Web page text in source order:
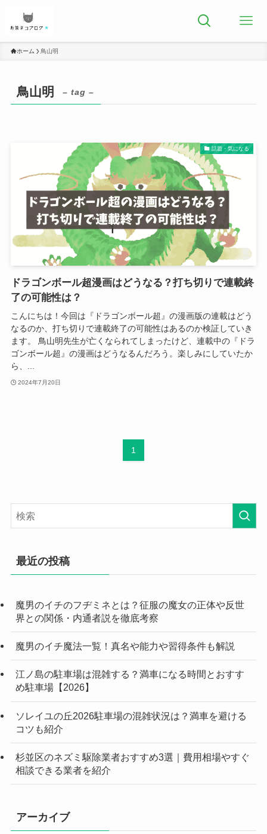
ホーム 鳥山明
鳥山明 – tag –
話題・気になる
ドラゴンボール超漫画はどうなる？打ち切りで連載終
了の可能性は？
こんにちは！今回は『ドラゴンボール超』の漫画版の連載はどう
なるのか、打ち切りで連載終了の可能性はあるのか検証していき
ます。 鳥山明先生が亡くなられてしまったけど、連載中の『ドラ
ゴンボール超』の漫画はどうなるんだろう。楽しみにしていたか
ら、...
2024年7月20日
1
最近の投稿
魔男のイチのフヂミネとは？征服の魔女の正体や反世
界との関係・内通者説を徹底考察
魔男のイチ魔法一覧！真名や能力や習得条件も解説
江ノ島の駐車場は混雑する？満車になる時間とおすす
め駐車場【2026】
ソレイユの丘2026駐車場の混雑状況は？満車を避ける
コツも紹介
杉並区のネズミ駆除業者おすすめ3選｜費用相場やすぐ
相談できる業者を紹介
アーカイブ